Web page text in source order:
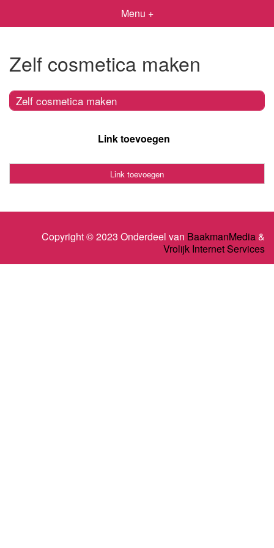
Menu +
Zelf cosmetica maken
Zelf cosmetica maken
Link toevoegen
Link toevoegen
Copyright © 2023 Onderdeel van BaakmanMedia&
Vrolijk Internet Services